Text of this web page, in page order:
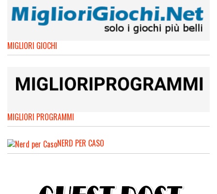
MIGLIORI GIOCHI
MIGLIORI PROGRAMMI
NERD PER CASO